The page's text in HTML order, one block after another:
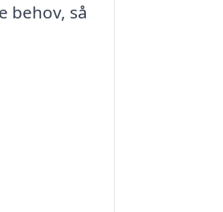
behov, så